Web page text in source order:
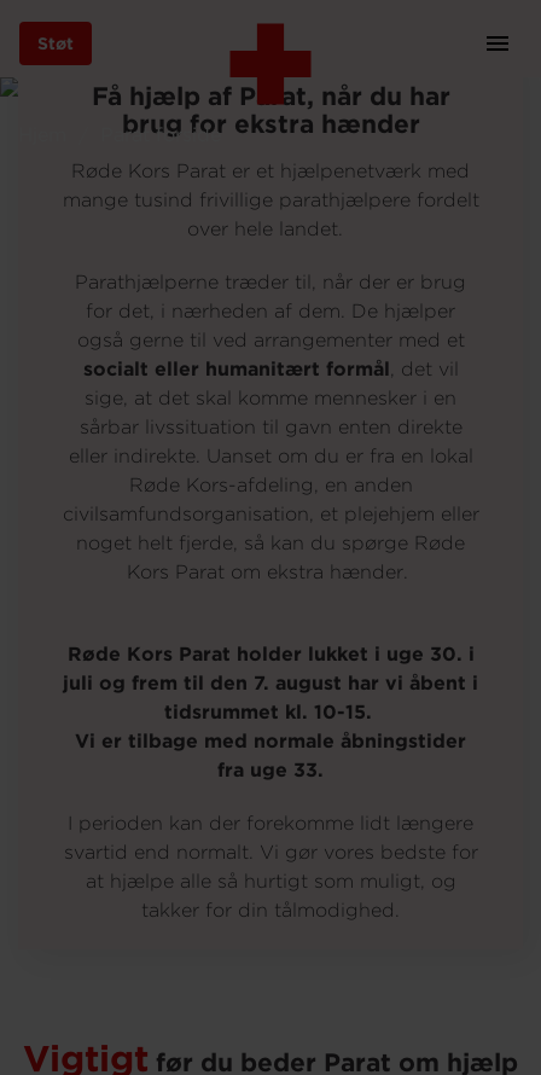
Gå
Støt
Bliv frivillig
Vores indsatser
Genbrug
Parat forside
Foto: Røde Kors
Få hjælp af Parat, når du har
brug for ekstra hænder
Røde Kors Parat er et hjælpenetværk med
mange tusind frivillige parathjælpere fordelt
over hele landet.
Parathjælperne træder til, når der er brug
for det, i nærheden af dem. De hjælper
også gerne til ved arrangementer med et
socialt eller humanitært formål, det vil
sige, at det skal komme mennesker i en
sårbar livssituation til gavn enten direkte
eller indirekte. Uanset om du er fra en lokal
Røde Kors-afdeling, en anden
civilsamfundsorganisation, et plejehjem eller
noget helt fjerde, så kan du spørge Røde
Kors Parat om ekstra hænder.
Røde Kors Parat holder lukket i uge 30. i
juli og frem til den 7. august har vi åbent i
tidsrummet kl. 10-15.
Vi er tilbage med normale åbningstider
fra uge 33.
I perioden kan der forekomme lidt længere
svartid end normalt. Vi gør vores bedste for
at hjælpe alle så hurtigt som muligt, og
takker for din tålmodighed.
Vigtigt før du beder Parat om hjælp